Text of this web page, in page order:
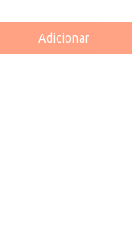
Adicionar